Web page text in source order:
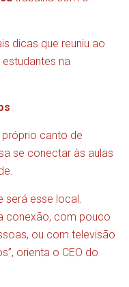
dicas que reuniu ao
na
próprio canto de
se conectar às aulas
será esse local.
conexão, com pouco
ou com televisão
orienta o CEO do